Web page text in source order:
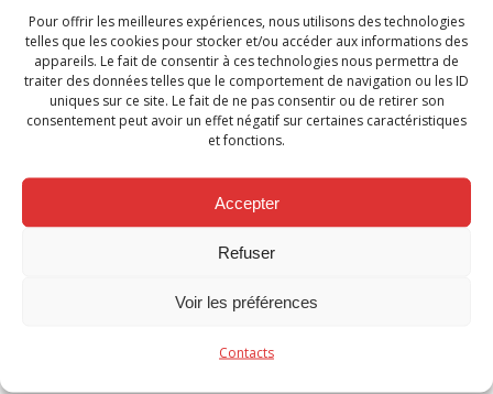
Pour offrir les meilleures expériences, nous utilisons des technologies
telles que les cookies pour stocker et/ou accéder aux informations des
appareils. Le fait de consentir à ces technologies nous permettra de
traiter des données telles que le comportement de navigation ou les ID
uniques sur ce site. Le fait de ne pas consentir ou de retirer son
consentement peut avoir un effet négatif sur certaines caractéristiques
et fonctions.
Accepter
Refuser
Voir les préférences
Contacts
No Tag
Post
navigation
Previous post
Post
navigation
Next post
Comments are closed
Contact
Urgence formez le 112Administratif : 019/60.54.20